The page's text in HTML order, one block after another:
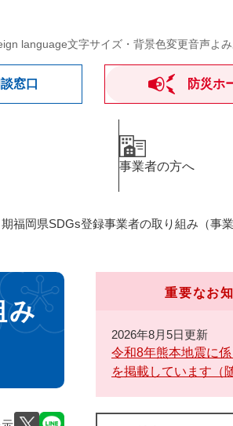
language文字サイズ・背景色変更音声よ
窓口 防災ホ
事業者の方へ
福岡県SDGs登録事業者の取り組み（事業
み
重要なお
2026年8月5日更新
令和8年熊本地震に
を掲載しています（